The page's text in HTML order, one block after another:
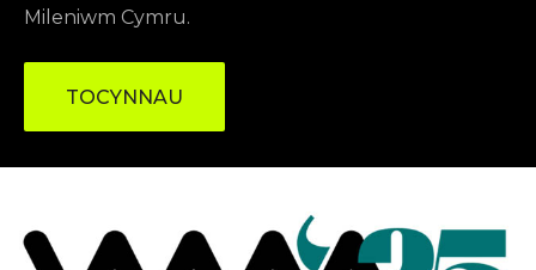
Mileniwm Cymru.
TOCYNNAU